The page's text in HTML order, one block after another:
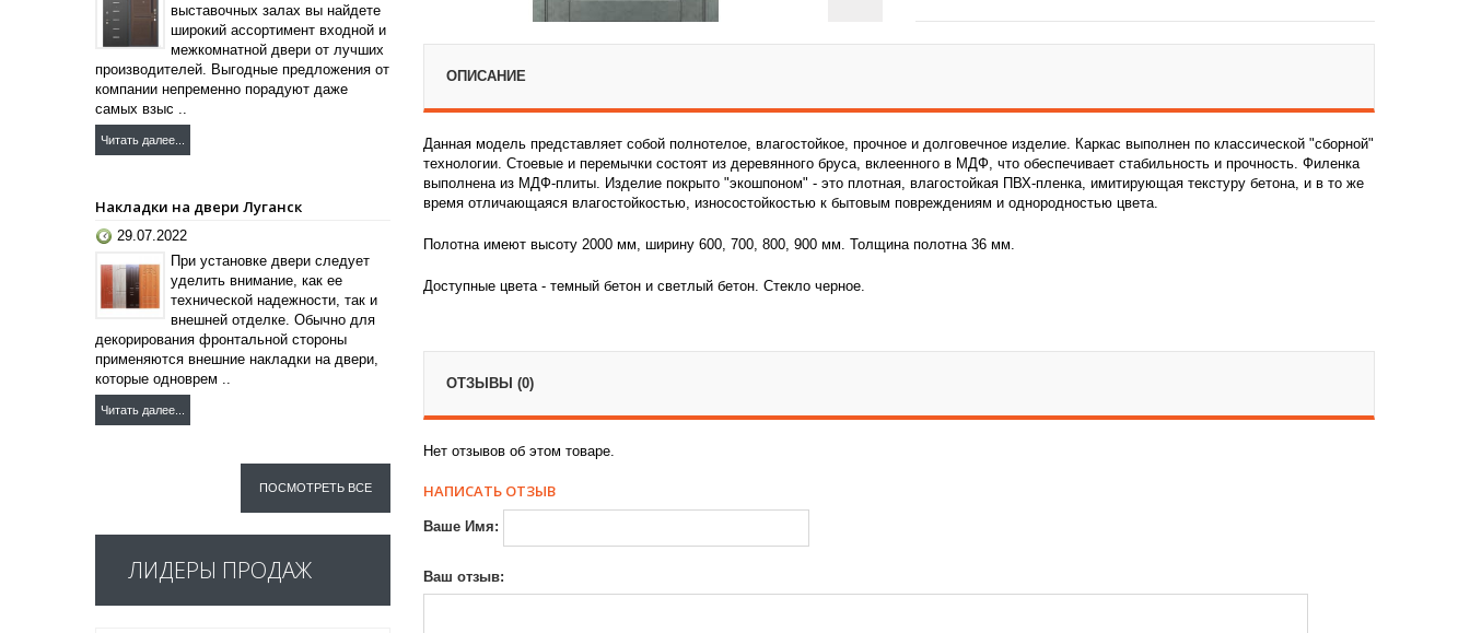
выставочных залах вы найдете
широкий ассортимент входной и
межкомнатной двери от лучших
производителей. Выгодные предложения от
компании непременно порадуют даже
самых взыс ..
Читать далее...
Накладки на двери Луганск
29.07.2022
При установке двери следует
уделить внимание, как ее
технической надежности, так и
внешней отделке. Обычно для
декорирования фронтальной стороны
применяются внешние накладки на двери,
которые одноврем ..
Читать далее...
ПОСМОТРЕТЬ ВСЕ
ЛИДЕРЫ ПРОДАЖ
ОПИСАНИЕ
Данная модель представляет собой полнотелое, влагостойкое, прочное и долговечное изделие. Каркас выполнен по классической "сборной"
технологии. Стоевые и перемычки состоят из деревянного бруса, вклеенного в МДФ, что обеспечивает стабильность и прочность. Филенка
выполнена из МДФ-плиты. Изделие покрыто "экошпоном" - это плотная, влагостойкая ПВХ-пленка, имитирующая текстуру бетона, и в то же
время отличающаяся влагостойкостью, износостойкостью к бытовым повреждениям и однородностью цвета.
Полотна имеют высоту 2000 мм, ширину 600, 700, 800, 900 мм. Толщина полотна 36 мм.
Доступные цвета - темный бетон и светлый бетон. Стекло черное.
ОТЗЫВЫ (0)
Нет отзывов об этом товаре.
НАПИСАТЬ ОТЗЫВ
Ваше Имя:
Ваш отзыв: